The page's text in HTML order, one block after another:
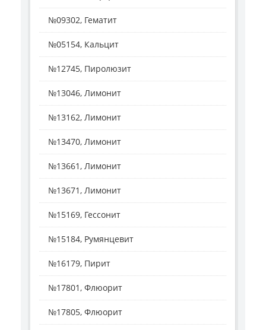
№09302, Гематит
№05154, Кальцит
№12745, Пиролюзит
№13046, Лимонит
№13162, Лимонит
№13470, Лимонит
№13661, Лимонит
№13671, Лимонит
№15169, Гессонит
№15184, Румянцевит
№16179, Пирит
№17801, Флюорит
№17805, Флюорит